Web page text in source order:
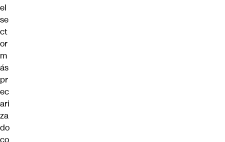
el
se
ct
or
m
ás
pr
ec
ari
za
do